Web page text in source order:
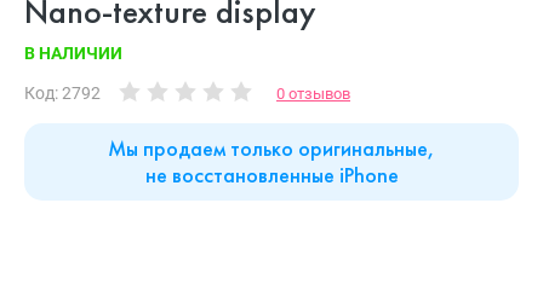
Nano-texture display
В НАЛИЧИИ
Код: 2792 0 отзывов
Мы продаем только оригинальные,
не восстановленные iPhone